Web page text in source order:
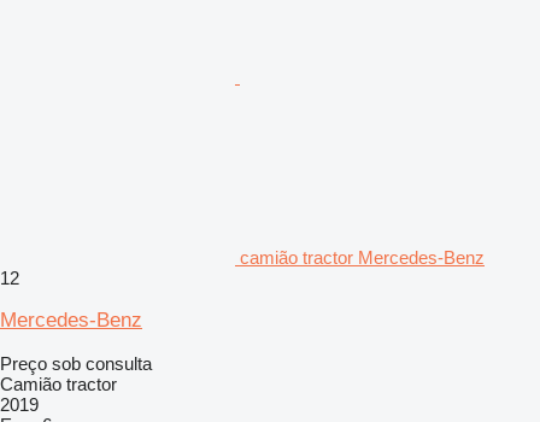
camião tractor Mercedes-Benz
12
Mercedes-Benz
Preço sob consulta
Camião tractor
2019